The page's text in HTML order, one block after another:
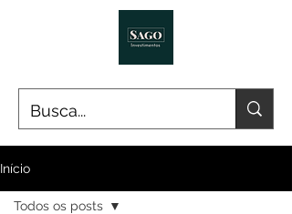
Início
Todos os posts